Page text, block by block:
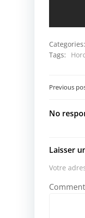
Categories:
Tags:
Post
Previous
No
Laisser
Votre